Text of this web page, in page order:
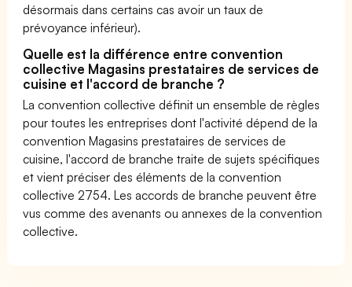
désormais dans certains cas avoir un taux de
prévoyance inférieur).
Quelle est la différence entre convention
collective Magasins prestataires de services de
cuisine et l'accord de branche ?
La convention collective définit un ensemble de règles
pour toutes les entreprises dont l'activité dépend de la
convention Magasins prestataires de services de
cuisine, l'accord de branche traite de sujets spécifiques
et vient préciser des éléments de la convention
collective 2754. Les accords de branche peuvent être
vus comme des avenants ou annexes de la convention
collective.